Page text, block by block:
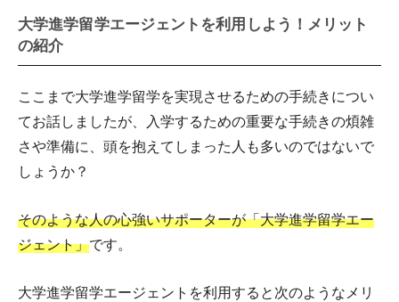
大学進学留学エージェントを利用しよう！メリット
の紹介
ここまで大学進学留学を実現させるための手続きについ
てお話しましたが、入学するための重要な手続きの煩雑
さや準備に、頭を抱えてしまった人も多いのではないで
しょうか？
そのような人の心強いサポーターが「大学進学留学エー
ジェント」です。
大学進学留学エージェントを利用すると次のようなメリ